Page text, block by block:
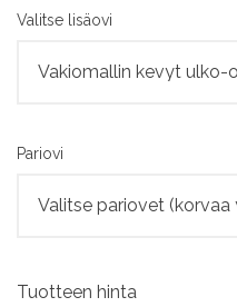
Valitse lisäovi
Pariovi
Tuotteen hinta